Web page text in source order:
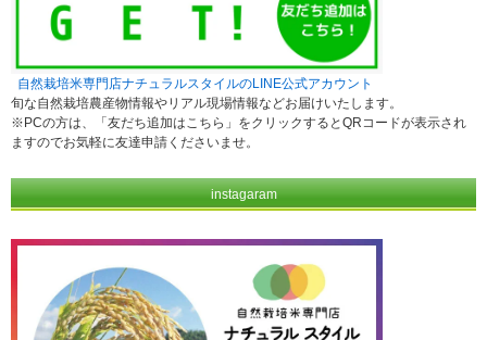
自然栽培米専門店ナチュラルスタイルのLINE公式アカウント
旬な自然栽培農産物情報やリアル現場情報などお届けいたします。
※PCの方は、「友だち追加はこちら」をクリックするとQRコードが表示され
ますのでお気軽に友達申請くださいませ。
instagaram